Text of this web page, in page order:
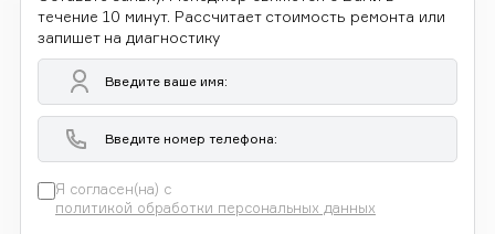
течение 10 минут. Рассчитает стоимость ремонта или
запишет на диагностику
Я согласен(на) с
политикой обработки персональных данных